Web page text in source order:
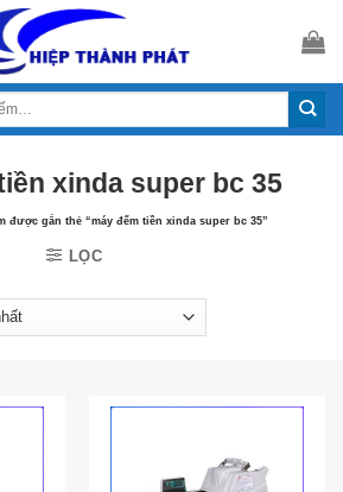
xinda super bc 35
được gắn thẻ “máy đếm tiền xinda super bc 35”
LỌC